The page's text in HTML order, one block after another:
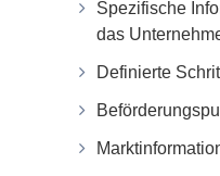
Spezifische
das
Definierte